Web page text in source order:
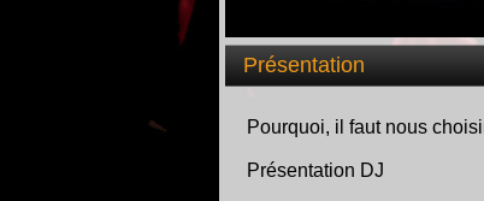
Présentation
Pourquoi, il faut nous
Présentation DJ